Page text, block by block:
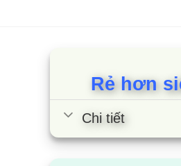
Rẻ hơn
Chi tiết